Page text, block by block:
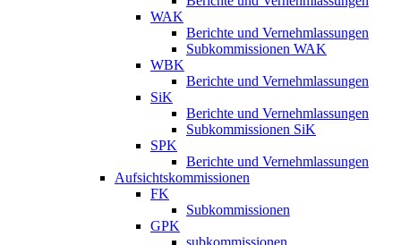
WAK
Berichte und Vernehmlassungen
Subkommissionen WAK
WBK
Berichte und Vernehmlassungen
SiK
Berichte und Vernehmlassungen
Subkommissionen SiK
SPK
Berichte und Vernehmlassungen
Aufsichtskommissionen
FK
Subkommissionen
GPK